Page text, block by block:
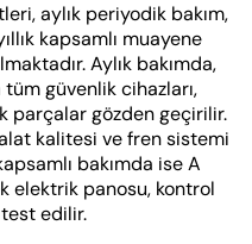
aylık periyodik bakım,
kapsamlı muayene
Aylık bakımda,
güvenlik cihazları,
parçalar gözden geçirilir.
kalitesi ve fren sistemi
bakımda ise A
elektrik panosu, kontrol
edilir.